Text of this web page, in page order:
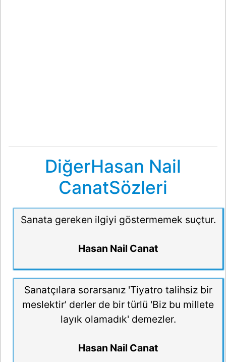
DiğerHasan Nail
CanatSözleri
Sanata gereken ilgiyi göstermemek suçtur.
Hasan Nail Canat
Sanatçılara sorarsanız 'Tiyatro talihsiz bir
meslektir' derler de bir türlü 'Biz bu millete
layık olamadık' demezler.
Hasan Nail Canat